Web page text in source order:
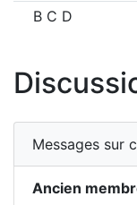
B C D
Messages sur
Ancien